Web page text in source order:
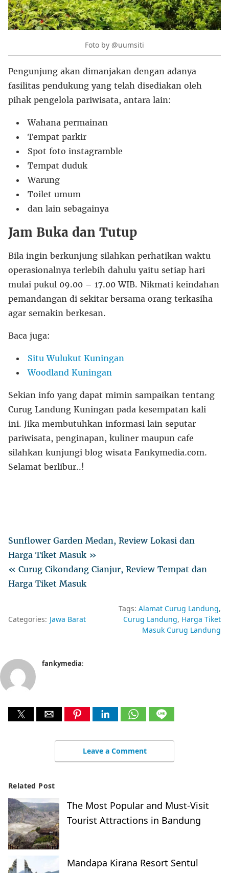
Foto by @uumsiti
Pengunjung akan dimanjakan dengan adanya
fasilitas pendukung yang telah disediakan oleh
pihak pengelola pariwisata, antara lain:
Wahana permainan
Tempat parkir
Spot foto instagramble
Tempat duduk
Warung
Toilet umum
dan lain sebagainya
Jam Buka dan Tutup
Bila ingin berkunjung silahkan perhatikan waktu
operasionalnya terlebih dahulu yaitu setiap hari
mulai pukul 09.00 – 17.00 WIB. Nikmati keindahan
pemandangan di sekitar bersama orang terkasiha
agar semakin berkesan.
Baca juga:
Situ Wulukut Kuningan
Woodland Kuningan
Sekian info yang dapat mimin sampaikan tentang
Curug Landung Kuningan pada kesempatan kali
ini. Jika membutuhkan informasi lain seputar
pariwisata, penginapan, kuliner maupun cafe
silahkan kunjungi blog wisata Fankymedia.com.
Selamat berlibur..!
Sunflower Garden Medan, Review Lokasi dan
Harga Tiket Masuk »
« Curug Cikondang Cianjur, Review Tempat dan
Harga Tiket Masuk
Categories: Jawa Barat
Tags: Alamat Curug Landung
Curug Landung Harga Tiket
Masuk Curug Landung
fankymedia:
Leave a Comment
Related Post
The Most Popular and Must-Visit
Tourist Attractions in Bandung
Mandapa Kirana Resort Sentul